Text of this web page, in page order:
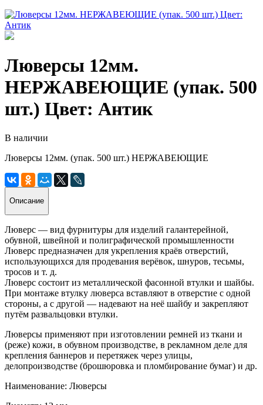
Люверсы 12мм.
НЕРЖАВЕЮЩИЕ (упак. 500
шт.) Цвет: Антик
В наличии
Люверсы 12мм. (упак. 500 шт.) НЕРЖАВЕЮЩИЕ
Описание
Люверс — вид фурнитуры для изделий галантерейной,
обувной, швейной и полиграфической промышленности
Люверс предназначен для укрепления краёв отверстий,
использующихся для продевания верёвок, шнуров, тесьмы,
тросов и т. д.
Люверс состоит из металлической фасонной втулки и шайбы.
При монтаже втулку люверса вставляют в отверстие с одной
стороны, а с другой — надевают на неё шайбу и закрепляют
путём развальцовки втулки.
Люверсы применяют при изготовлении ремней из ткани и
(реже) кожи, в обувном производстве, в рекламном деле для
крепления баннеров и перетяжек через улицы,
делопроизводстве (брошюровка и пломбирование бумаг) и др.
Наименование: Люверсы